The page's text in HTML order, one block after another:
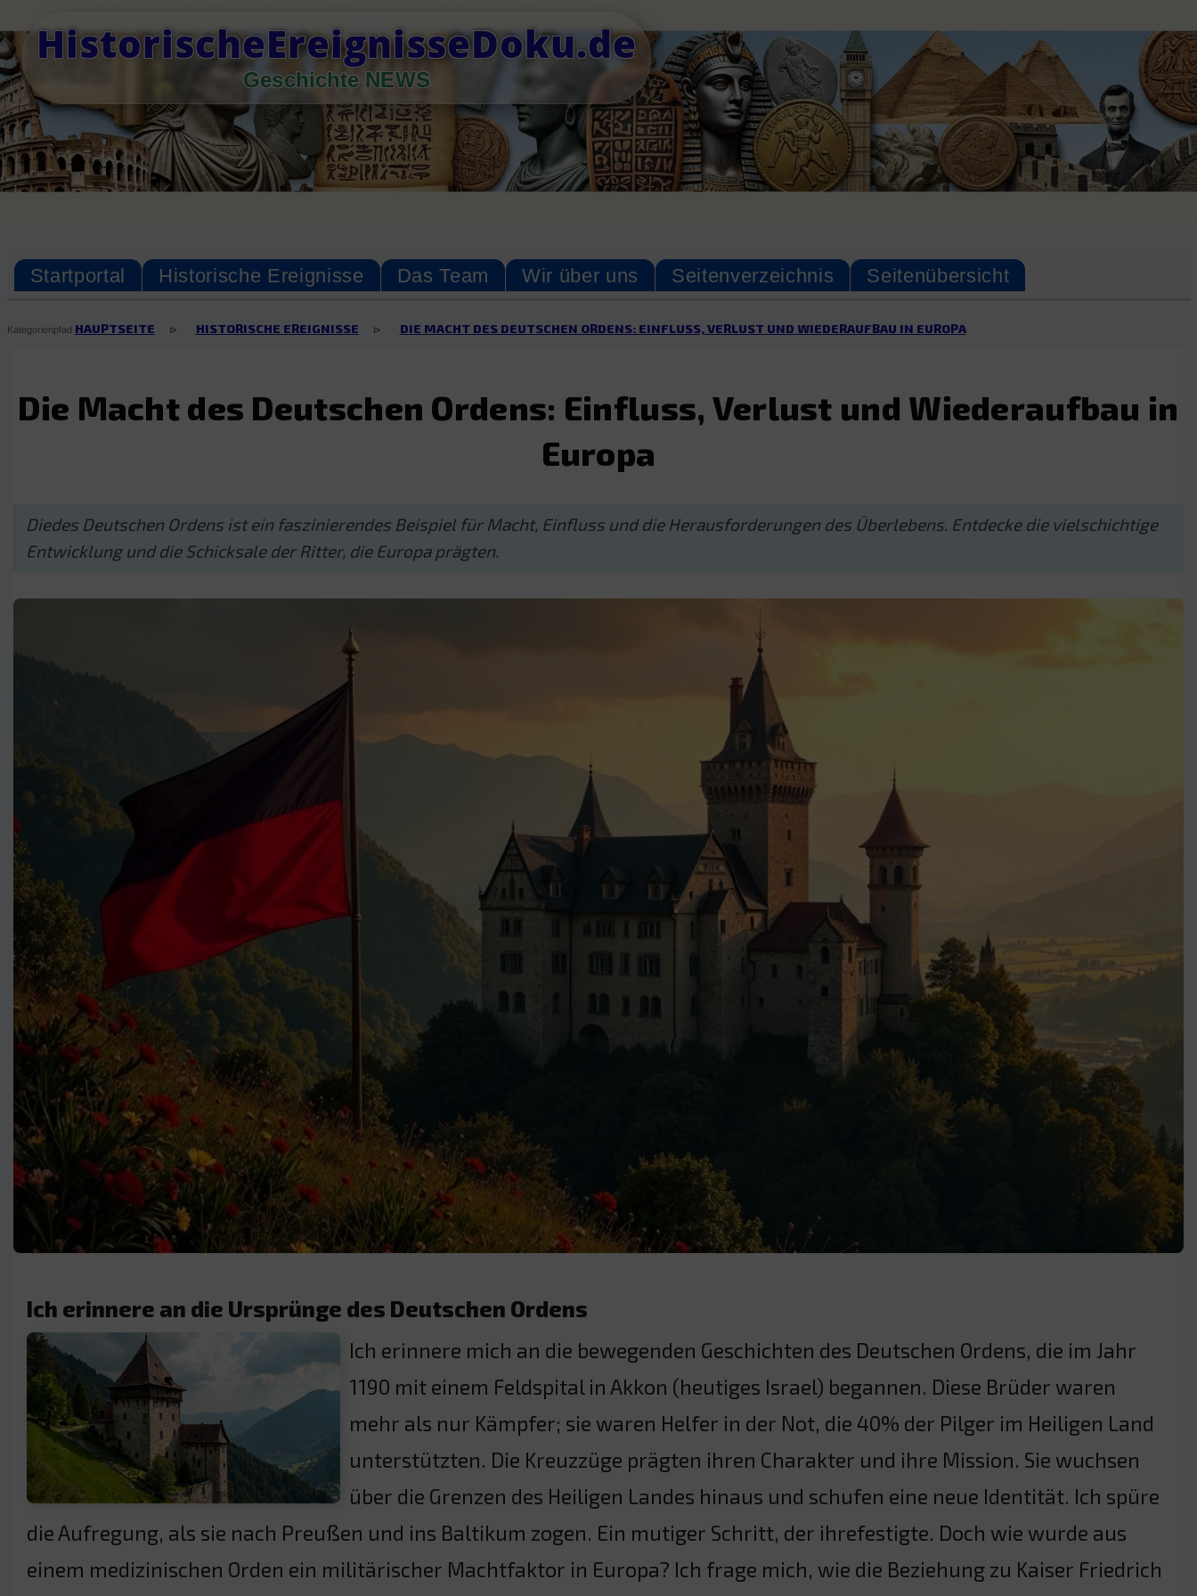
to
content
HistorischeEreignisseDoku.de
Geschichte NEWS
Startportal Historische Ereignisse Das Team Wir über uns Seitenverzeichnis Seitenübersicht
Kategorienpfad HAUPTSEITE ⊳ HISTORISCHE EREIGNISSE ⊳ DIE MACHT DES DEUTSCHEN ORDENS: EINFLUSS, VERLUST UND WIEDERAUFBAU IN EUROPA
Die Macht des Deutschen Ordens: Einfluss, Verlust und Wiederaufbau in
Europa
Diedes Deutschen Ordens ist ein faszinierendes Beispiel für Macht, Einfluss und die Herausforderungen des Überlebens. Entdecke die vielschichtige
Entwicklung und die Schicksale der Ritter, die Europa prägten.
Ich erinnere an die Ursprünge des Deutschen Ordens
Ich erinnere mich an die bewegenden Geschichten des Deutschen Ordens, die im Jahr
1190 mit einem Feldspital in Akkon (heutiges Israel) begannen. Diese Brüder waren
mehr als nur Kämpfer; sie waren Helfer in der Not, die 40% der Pilger im Heiligen Land
unterstützten. Die Kreuzzüge prägten ihren Charakter und ihre Mission. Sie wuchsen
über die Grenzen des Heiligen Landes hinaus und schufen eine neue Identität. Ich spüre
die Aufregung, als sie nach Preußen und ins Baltikum zogen. Ein mutiger Schritt, der ihrefestigte. Doch wie wurde aus
einem medizinischen Orden ein militärischer Machtfaktor in Europa? Ich frage mich, wie die Beziehung zu Kaiser Friedrich